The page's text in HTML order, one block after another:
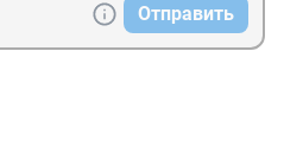
Отправить